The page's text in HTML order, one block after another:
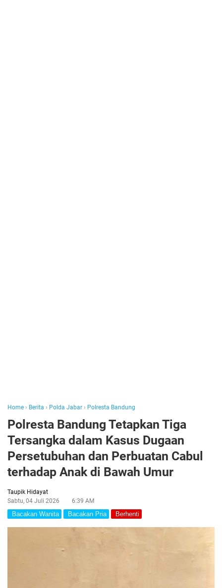
Home › Berita › Polda Jabar › Polresta Bandung
Polresta Bandung Tetapkan Tiga
Tersangka dalam Kasus Dugaan
Persetubuhan dan Perbuatan Cabul
terhadap Anak di Bawah Umur
Taupik Hidayat
Sabtu, 04 Juli 2026
6:39 AM
Bacakan Wanita Bacakan Pria Berhenti